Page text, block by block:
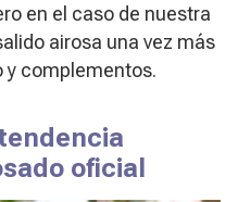
en el caso de nuestra
airosa una vez más
y complementos.
oficial